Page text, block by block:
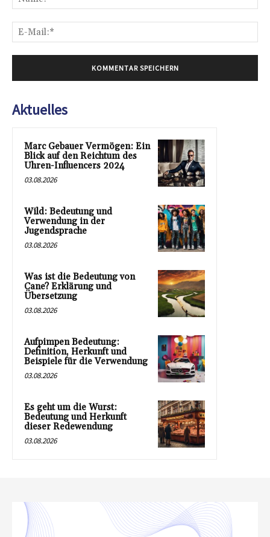
Aktuelles
Marc Gebauer Vermögen: Ein
Blick auf den Reichtum des
Uhren-Influencers 2024
03.08.2026
Wild: Bedeutung und
Verwendung in der
Jugendsprache
03.08.2026
Was ist die Bedeutung von
Cane? Erklärung und
Übersetzung
03.08.2026
Aufpimpen Bedeutung:
Definition, Herkunft und
Beispiele für die Verwendung
03.08.2026
Es geht um die Wurst:
Bedeutung und Herkunft
dieser Redewendung
03.08.2026